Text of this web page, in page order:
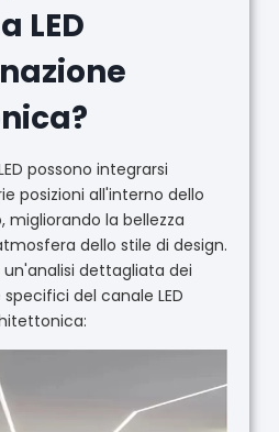
LED
possono integrarsi
posizioni all'interno dello
la bellezza
dello stile di design.
dettagliata dei
del canale LED